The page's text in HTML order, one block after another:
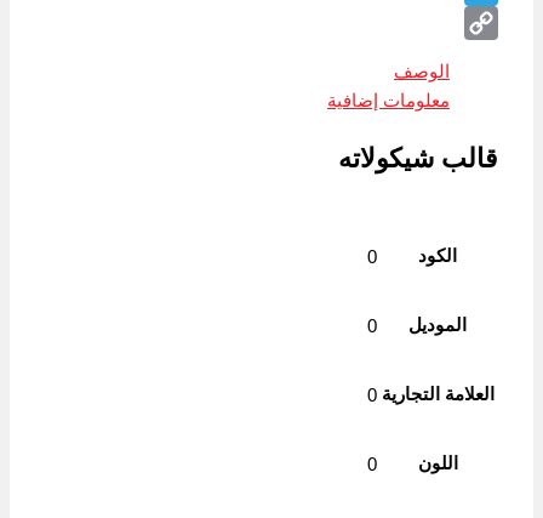
Telegram
الوصف
معلومات إضافية
قالب شيكولاته
الكود 0
الموديل 0
العلامة التجارية 0
اللون 0